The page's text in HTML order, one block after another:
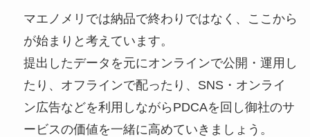
マエノメリでは納品で終わりではなく、ここから
が始まりと考えています。
提出したデータを元にオンラインで公開・運用し
たり、オフラインで配ったり、SNS・オンライ
ン広告などを利用しながらPDCAを回し御社のサ
ービスの価値を一緒に高めていきましょう。